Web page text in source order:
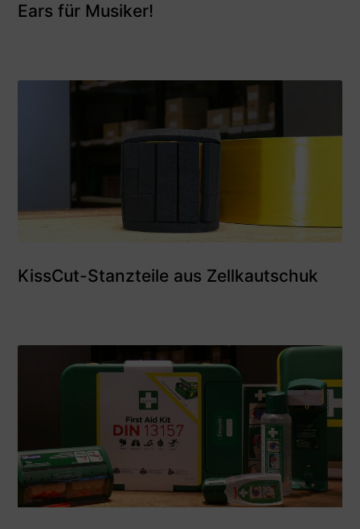
Ears für Musiker!
KissCut-Stanzteile aus Zellkautschuk